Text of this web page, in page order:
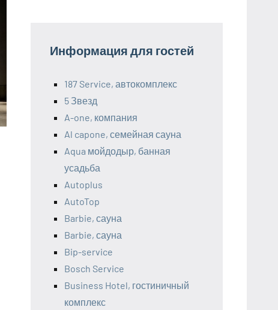
Информация для гостей
187 Service, автокомплекс
5 Звезд
A-one, компания
Al capone, семейная сауна
Aqua мойдодыр, банная
усадьба
Autoplus
AutoTop
Barbie, сауна
Barbie, сауна
Bip-service
Bosch Service
Business Hotel, гостиничный
комплекс